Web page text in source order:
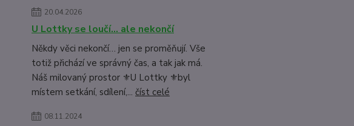
20.04.2026
U Lottky se loučí… ale nekončí
Někdy věci nekončí… jen se proměňují. Vše
totiž přichází ve správný čas, a tak jak má.
Náš milovaný prostor ⚜️U Lottky ⚜️byl
místem setkání, sdílení,... číst celé
08.11.2024